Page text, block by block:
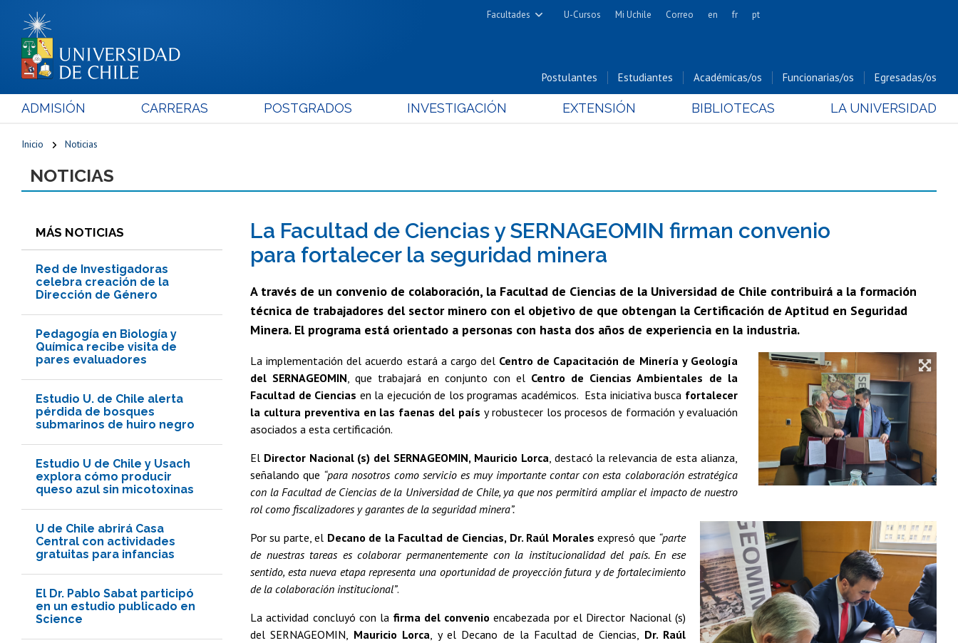
Facultades
Cs. Físicas y Matemáticas
Cs. Forestales y Conservación
Cs. Químicas y Farmacéuticas
Cs. Sociales
Estudios Avanzados en Educación
Nutrición y Tecnología de
U-Cursos Mi Uchile Correo en fr pt
Postulantes Estudiantes Académicas/os Funcionarias/os Egresadas/os
ADMISIÓN CARRERAS POSTGRADOS INVESTIGACIÓN EXTENSIÓN BIBLIOTECAS LA UNIVERSIDAD
Inicio Noticias
NOTICIAS
MÁS NOTICIAS
Red de Investigadoras
celebra creación de la
Dirección de Género
Pedagogía en Biología y
Química recibe visita de
pares evaluadores
Estudio U. de Chile alerta
pérdida de bosques
submarinos de huiro negro
Estudio U de Chile y Usach
explora cómo producir
queso azul sin micotoxinas
U de Chile abrirá Casa
Central con actividades
gratuitas para infancias
El Dr. Pablo Sabat participó
en un estudio publicado en
Science
La Facultad de Ciencias y SERNAGEOMIN firman convenio
para fortalecer la seguridad minera
A través de un convenio de colaboración, la Facultad de Ciencias de la Universidad de Chile contribuirá a la formación
técnica de trabajadores del sector minero con el objetivo de que obtengan la Certificación de Aptitud en Seguridad
Minera. El programa está orientado a personas con hasta dos años de experiencia en la industria.
La implementación del acuerdo estará a cargo del Centro de Capacitación de Minería y Geología
del SERNAGEOMIN , que trabajará en conjunto con el Centro de Ciencias Ambientales de la
Facultad de Ciencias en la ejecución de los programas académicos. Esta iniciativa busca fortalecer
la cultura preventiva en las faenas del país y robustecer los procesos de formación y evaluación
asociados a esta certificación.
El Director Nacional (s) del SERNAGEOMIN, Mauricio Lorca , destacó la relevancia de esta alianza,
señalando que “para nosotros como servicio es muy importante contar con esta colaboración estratégica
con la Facultad de Ciencias de la Universidad de Chile, ya que nos permitirá ampliar el impacto de nuestro
rol como fiscalizadores y garantes de la seguridad minera”.
Por su parte, el Decano de la Facultad de Ciencias, Dr. Raúl Morales expresó que “parte
de nuestras tareas es colaborar permanentemente con la institucionalidad del país. En ese
sentido, esta nueva etapa representa una oportunidad de proyección futura y de fortalecimiento
de la colaboración institucional”.
La actividad concluyó con la firma del convenio encabezada por el Director Nacional (s)
del SERNAGEOMIN, Mauricio Lorca , y el Decano de la Facultad de Ciencias, Dr. Raúl